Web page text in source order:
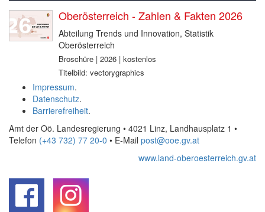
Oberösterreich - Zahlen & Fakten 2026
Abteilung Trends und Innovation, Statistik
Oberösterreich
Broschüre | 2026 | kostenlos
Titelbild: vectorygraphics
Impressum.
Datenschutz.
Barrierefreiheit.
Amt der Oö. Landesregierung • 4021 Linz, Landhausplatz 1 •
Telefon (+43 732) 77 20-0 • E-Mail post@ooe.gv.at
www.land-oberoesterreich.gv.at